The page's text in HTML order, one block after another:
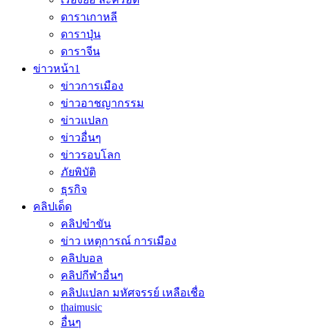
ดาราเกาหลี
ดาราปุ่น
ดาราจีน
ข่าวหน้า1
ข่าวการเมือง
ข่าวอาชญากรรม
ข่าวแปลก
ข่าวอื่นๆ
ข่าวรอบโลก
ภัยพิบัติ
ธุรกิจ
คลิปเด็ด
คลิปขำขัน
ข่าว เหตุการณ์ การเมือง
คลิปบอล
คลิปกีฬาอื่นๆ
คลิปแปลก มหัศจรรย์ เหลือเชื่อ
thaimusic
อื่นๆ